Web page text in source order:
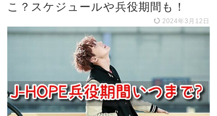
こ？スケジュールや兵役期間も！
2024年3月12日